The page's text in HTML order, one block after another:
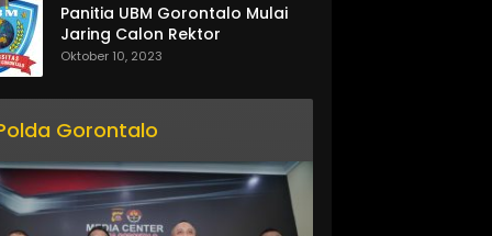
Panitia UBM Gorontalo Mulai
Jaring Calon Rektor
Oktober 10, 2023
Gorontalo